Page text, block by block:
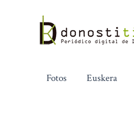
contenido
Fotos Euskera